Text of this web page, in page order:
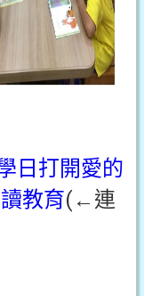
日打開愛的
教育(←連